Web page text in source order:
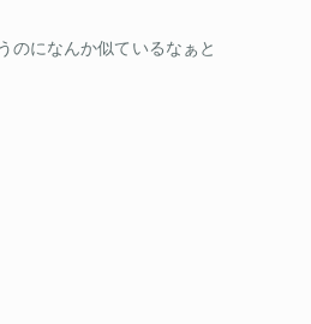
のになんか似ているなぁと